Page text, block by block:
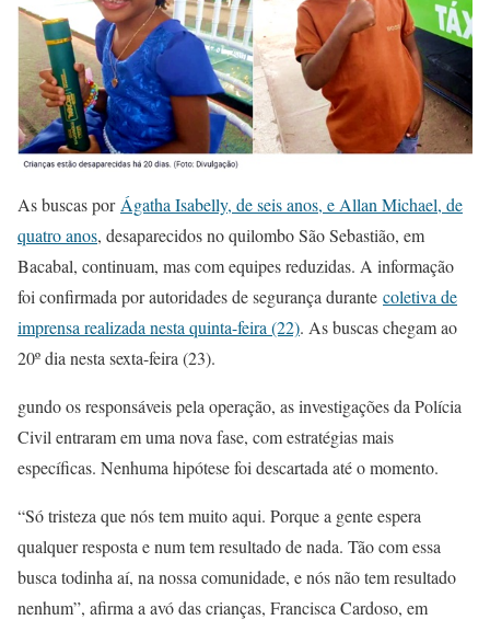
As buscas por Ágatha Isabelly, de seis anos, e Allan Michael, de
quatro anos, desaparecidos no quilombo São Sebastião, em
Bacabal, continuam, mas com equipes reduzidas. A informação
foi confirmada por autoridades de segurança durante coletiva de
imprensa realizada nesta quinta-feira (22). As buscas chegam ao
20º dia nesta sexta-feira (23).
gundo os responsáveis pela operação, as investigações da Polícia
Civil entraram em uma nova fase, com estratégias mais
específicas. Nenhuma hipótese foi descartada até o momento.
“Só tristeza que nós tem muito aqui. Porque a gente espera
qualquer resposta e num tem resultado de nada. Tão com essa
busca todinha aí, na nossa comunidade, e nós não tem resultado
nenhum”, afirma a avó das crianças, Francisca Cardoso, em